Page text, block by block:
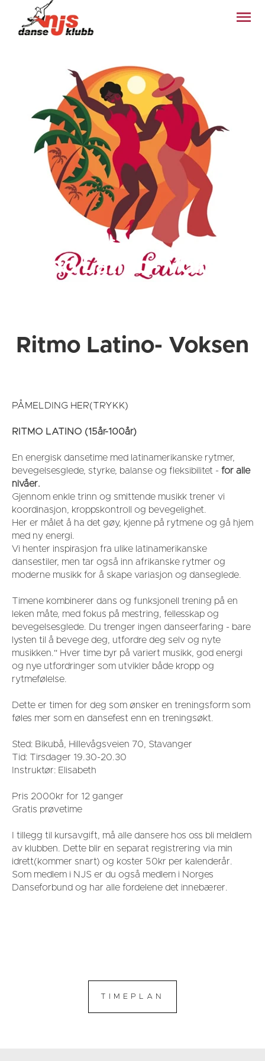
Klasser og kurs
Ritmo Latino- Voksen
Ritmo Latino- Voksen
PÅMELDING HER(TRYKK)
RITMO LATINO (15år-100år)
En energisk dansetime med latinamerikanske rytmer,
bevegelsesglede, styrke, balanse og fleksibilitet - for alle
nivåer.
Gjennom enkle trinn og smittende musikk trener vi
koordinasjon, kroppskontroll og bevegelighet.
Her er målet å ha det gøy, kjenne på rytmene og gå hjem
med ny energi.
Vi henter inspirasjon fra ulike latinamerikanske
dansestiler, men tar også inn afrikanske rytmer og
moderne musikk for å skape variasjon og danseglede.
Timene kombinerer dans og funksjonell trening på en
leken måte, med fokus på mestring, fellesskap og
bevegelsesglede. Du trenger ingen danseerfaring - bare
lysten til å bevege deg, utfordre deg selv og nyte
musikken." Hver time byr på variert musikk, god energi
og nye utfordringer som utvikler både kropp og
rytmefølelse.
Dette er timen for deg som ønsker en treningsform som
føles mer som en dansefest enn en treningsøkt.
Sted: Bikubå, Hillevågsveien 70, Stavanger
Tid: Tirsdager 19.30-20.30
Instruktør: Elisabeth
Pris 2000kr for 12 ganger
Gratis prøvetime
I tillegg til kursavgift, må alle dansere hos oss bli meldlem
av klubben. Dette blir en separat registrering via min
idrett(kommer snart) og koster 50kr per kalenderår.
Som medlem i NJS er du også medlem i Norges
Danseforbund og har alle fordelene det innebærer.